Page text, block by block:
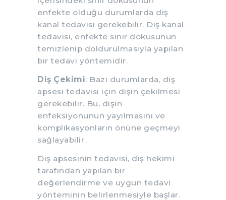
enfekte olduğu durumlarda diş
kanal tedavisi gerekebilir. Diş kanal
tedavisi, enfekte sinir dokusunun
temizlenip doldurulmasıyla yapılan
bir tedavi yöntemidir.
Diş Çekimi: Bazı durumlarda, diş
apsesi tedavisi için dişin çekilmesi
gerekebilir. Bu, dişin
enfeksiyonunun yayılmasını ve
komplikasyonların önüne geçmeyi
sağlayabilir.
Diş apsesinin tedavisi, diş hekimi
tarafından yapılan bir
değerlendirme ve uygun tedavi
yönteminin belirlenmesiyle başlar.